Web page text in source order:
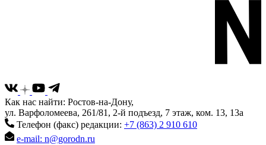
Как нас найти: Ростов-на-Дону,
ул. Варфоломеева, 261/81, 2-й подъезд, 7 этаж, ком. 13, 13а
Телефон (факс) редакции: +7 (863) 2 910 610
e-mail: n@gorodn.ru